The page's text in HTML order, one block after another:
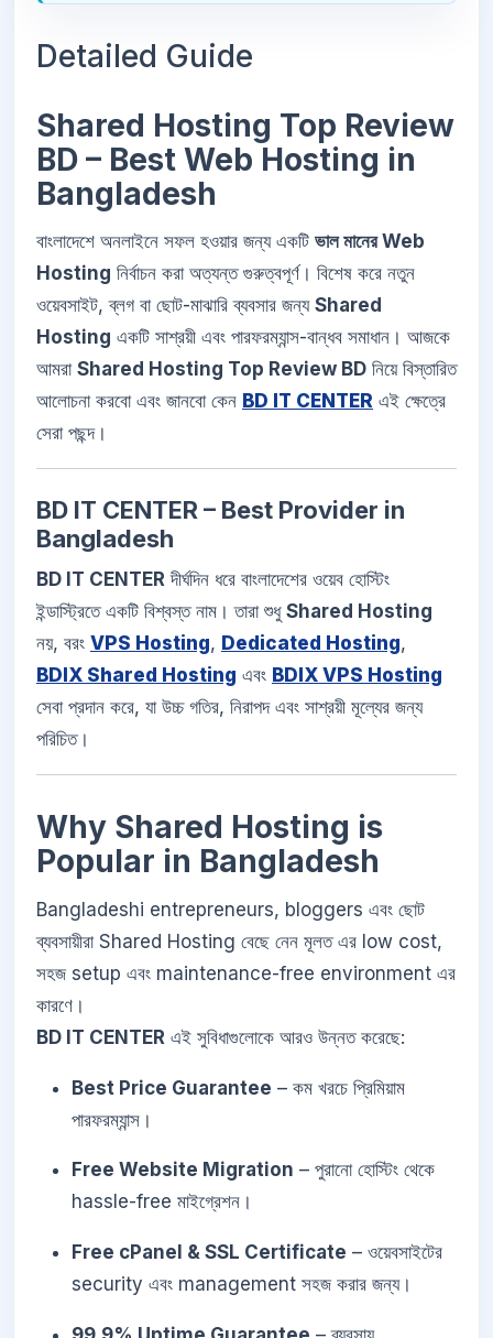
Detailed Guide
Shared Hosting Top Review
BD – Best Web Hosting in
Bangladesh
বাংলাদেশে অনলাইনে সফল হওয়ার জন্য একটি ভাল মানের Web
Hosting নির্বাচন করা অত্যন্ত গুরুত্বপূর্ণ। বিশেষ করে নতুন
ওয়েবসাইট, ব্লগ বা ছোট-মাঝারি ব্যবসার জন্য Shared
Hosting একটি সাশ্রয়ী এবং পারফরম্যান্স-বান্ধব সমাধান। আজকে
আমরা Shared Hosting Top Review BD নিয়ে বিস্তারিত
আলোচনা করবো এবং জানবো কেন BD IT CENTER এই ক্ষেত্রে
সেরা পছন্দ।
BD IT CENTER – Best Provider in
Bangladesh
BD IT CENTER দীর্ঘদিন ধরে বাংলাদেশের ওয়েব হোস্টিং
ইন্ডাস্ট্রিতে একটি বিশ্বস্ত নাম। তারা শুধু Shared Hosting
নয়, বরং VPS Hosting, Dedicated Hosting,
BDIX Shared Hosting এবং BDIX VPS Hosting
সেবা প্রদান করে, যা উচ্চ গতির, নিরাপদ এবং সাশ্রয়ী মূল্যের জন্য
পরিচিত।
Why Shared Hosting is
Popular in Bangladesh
Bangladeshi entrepreneurs, bloggers এবং ছোট
ব্যবসায়ীরা Shared Hosting বেছে নেন মূলত এর low cost,
সহজ setup এবং maintenance-free environment এর
কারণে।
BD IT CENTER এই সুবিধাগুলোকে আরও উন্নত করেছে:
Best Price Guarantee – কম খরচে প্রিমিয়াম
পারফরম্যান্স।
Free Website Migration – পুরানো হোস্টিং থেকে
hassle-free মাইগ্রেশন।
Free cPanel & SSL Certificate – ওয়েবসাইটের
security এবং management সহজ করার জন্য।